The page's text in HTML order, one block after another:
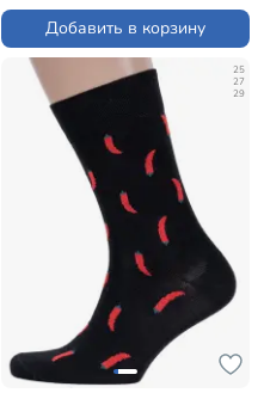
Добавить в корзину
25
27
29